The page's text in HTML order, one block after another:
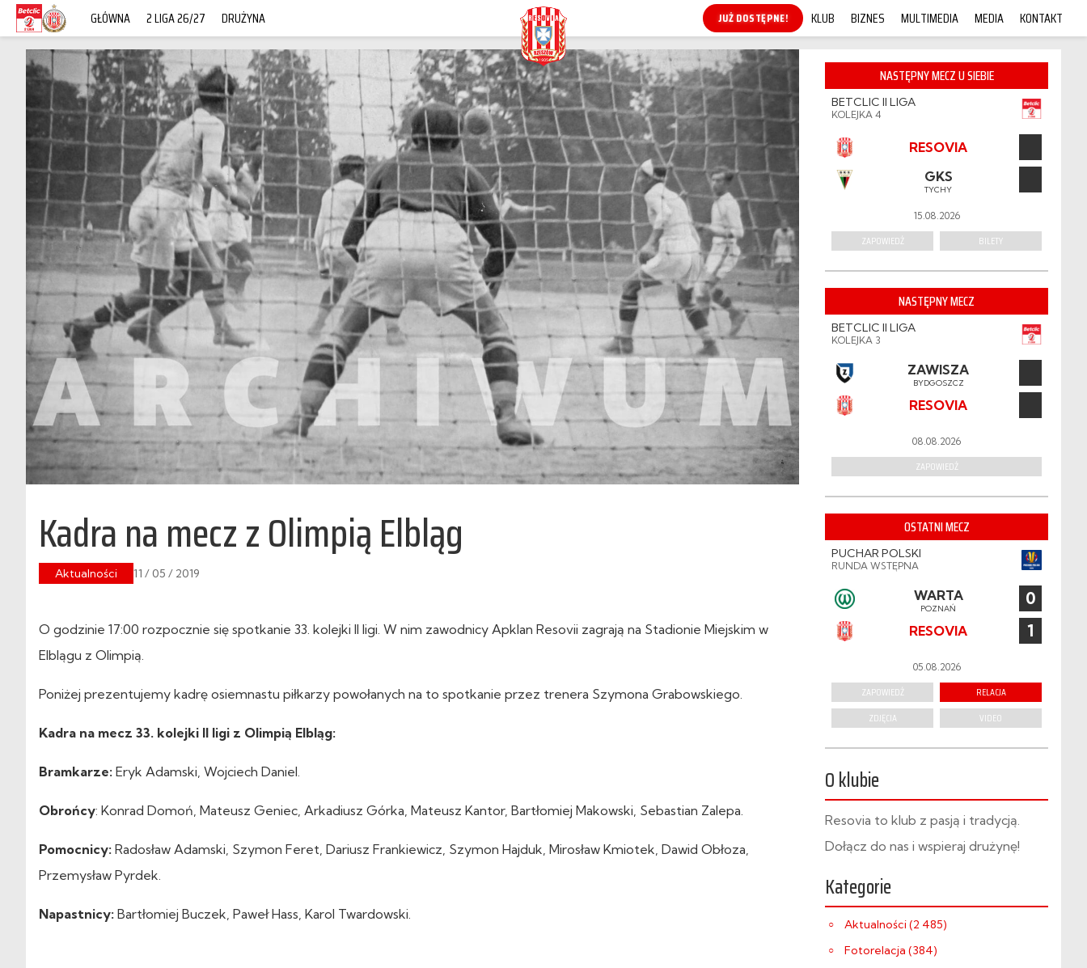
GŁÓWNA 2 LIGA 26/27 DRUŻYNA KUP ONLINE! KLUB BIZNES MULTIMEDIA MEDIA KONTAKT
Kadra na mecz z Olimpią Elbląg
Aktualności 11 / 05 / 2019
O godzinie 17:00 rozpocznie się spotkanie 33. kolejki II ligi. W nim zawodnicy Apklan Resovii zagrają na Stadionie Miejskim w
Elblągu z Olimpią.
Poniżej prezentujemy kadrę osiemnastu piłkarzy powołanych na to spotkanie przez trenera Szymona Grabowskiego.
Kadra na mecz 33. kolejki II ligi z Olimpią Elbląg:
Bramkarze: Eryk Adamski, Wojciech Daniel.
Obrońcy: Konrad Domoń, Mateusz Geniec, Arkadiusz Górka, Mateusz Kantor, Bartłomiej Makowski, Sebastian Zalepa.
Pomocnicy: Radosław Adamski, Szymon Feret, Dariusz Frankiewicz, Szymon Hajduk, Mirosław Kmiotek, Dawid Obłoza,
Przemysław Pyrdek.
Napastnicy: Bartłomiej Buczek, Paweł Hass, Karol Twardowski.
NASTĘPNY MECZ U SIEBIE
BETCLIC II LIGA
KOLEJKA 4
RESOVIA
GKS
TYCHY
15.08.2026
ZAPOWIEDŹ BILETY
NASTĘPNY MECZ
BETCLIC II LIGA
KOLEJKA 3
ZAWISZA
BYDGOSZCZ
RESOVIA
08.08.2026
ZAPOWIEDŹ
OSTATNI MECZ
PUCHAR POLSKI
RUNDA WSTĘPNA
WARTA
POZNAŃ 0
RESOVIA 1
05.08.2026
ZAPOWIEDŹ
RELACJA
ZDJĘCIA
VIDEO
O klubie
Resovia to klub z pasją i tradycją.
Dołącz do nas i wspieraj drużynę!
Kategorie
Aktualności (2 485)
Fotorelacja (384)